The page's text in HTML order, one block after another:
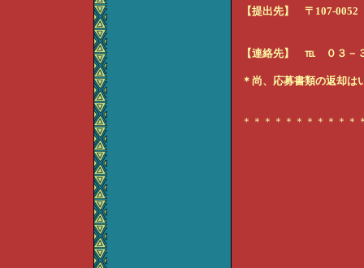
【提出先】 〒107-
【連絡先】 ℡ ０３－
＊尚、応募書類の返却は
＊＊＊＊＊＊＊＊＊＊